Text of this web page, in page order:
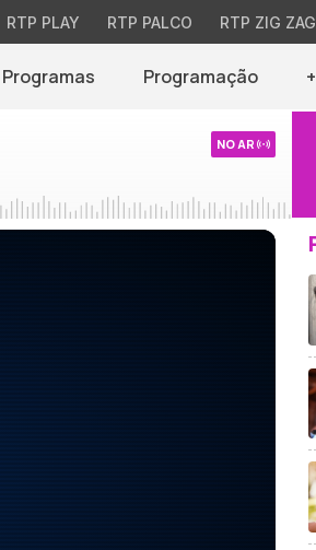
RTP PLAY RTP PALCO RTP ZIG ZAG
Programas Programação
NO AR